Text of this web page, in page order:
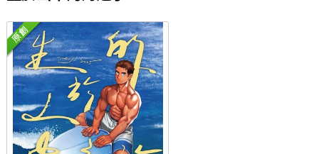
客服中心
台灣同人誌中心
社團管理中心
登入BOOKY委託管理